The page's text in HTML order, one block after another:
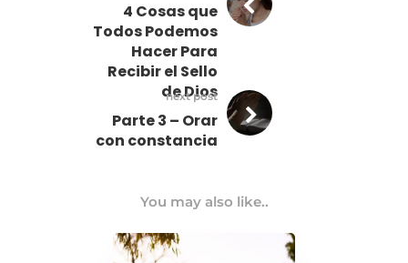
4 Cosas que
Todos Podemos
Hacer Para
Recibir el Sello
de Dios
next post
Parte 3 – Orar
con constancia
You may also like..